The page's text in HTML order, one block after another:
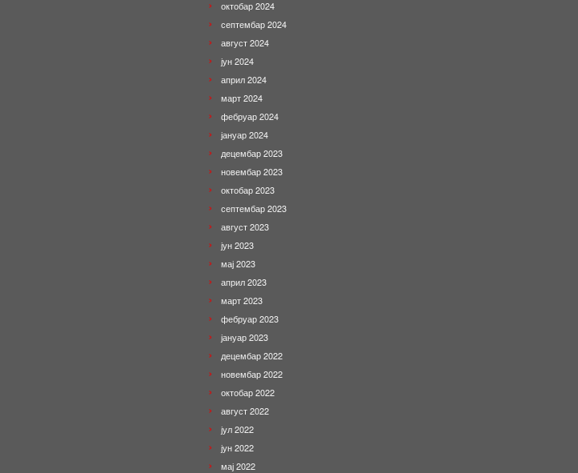
октобар 2024
септембар 2024
август 2024
јун 2024
април 2024
март 2024
фебруар 2024
јануар 2024
децембар 2023
новембар 2023
октобар 2023
септембар 2023
август 2023
јун 2023
мај 2023
април 2023
март 2023
фебруар 2023
јануар 2023
децембар 2022
новембар 2022
октобар 2022
август 2022
јул 2022
јун 2022
мај 2022